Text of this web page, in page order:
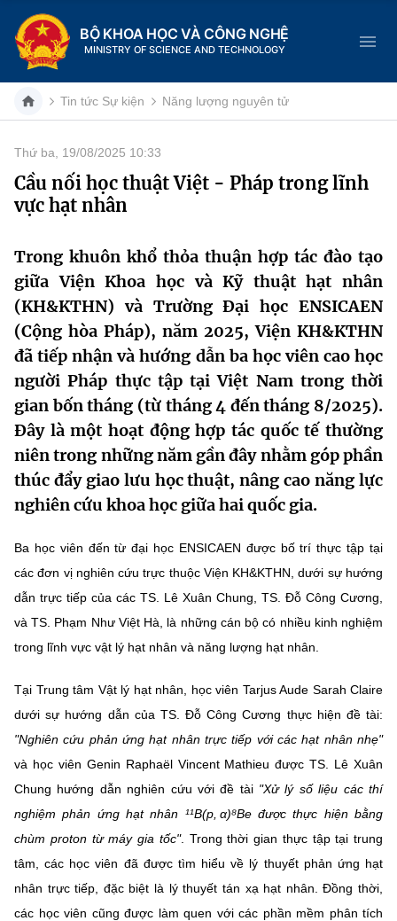
BỘ KHOA HỌC VÀ CÔNG NGHỆ
MINISTRY OF SCIENCE AND TECHNOLOGY
Danh mục
Trang chủ
Giới thiệu
Chức năng nhiệm vụ
Cơ cấu tổ chức
Lịch sử phát triển
Sở Khoa học và Công nghệ
Tin tức sự kiện
Khoa học và Công nghệ
Đổi mới sáng tạo
Chuyển đổi số
Bưu chính, Viễn thông
Sở hữu trí tuệ
Tiêu chuẩn, đo lường, chất lượng
Năng lượng nguyên tử
Tin tổng hợp
Tin địa phương
Dịch vụ công
Hệ thống văn bản
Văn bản QPPL
Văn bản chỉ đạo điều hành
Lấy ý kiến người dân về dự thảo VBQPPL
MST IOFFICE
THỐNG KÊ
Khoa học và Công nghệ
Đổi mới sáng tạo
Bưu chính, Viễn thông
Tiêu chuẩn, đo lường, chất lượng
Năng lượng nguyên tử
Multimedia
Khác
Infographic
Ảnh
Nhiệm vụ trọng tâm
Vietnamese English
Tin tức Sự kiện Năng lượng nguyên tử
Thứ ba, 19/08/2025 10:33
Cầu nối học thuật Việt - Pháp trong lĩnh
vực hạt nhân
Trong khuôn khổ thỏa thuận hợp tác đào tạo
giữa Viện Khoa học và Kỹ thuật hạt nhân
(KH&KTHN) và Trường Đại học ENSICAEN
(Cộng hòa Pháp), năm 2025, Viện KH&KTHN
đã tiếp nhận và hướng dẫn ba học viên cao học
người Pháp thực tập tại Việt Nam trong thời
gian bốn tháng (từ tháng 4 đến tháng 8/2025).
Đây là một hoạt động hợp tác quốc tế thường
niên trong những năm gần đây nhằm góp phần
thúc đẩy giao lưu học thuật, nâng cao năng lực
nghiên cứu khoa học giữa hai quốc gia.
Ba học viên đến từ đại học ENSICAEN được bố trí thực tập tại
các đơn vị nghiên cứu trực thuộc Viện KH&KTHN, dưới sự hướng
dẫn trực tiếp của các TS. Lê Xuân Chung, TS. Đỗ Công Cương,
và TS. Phạm Như Việt Hà, là những cán bộ có nhiều kinh nghiệm
trong lĩnh vực vật lý hạt nhân và năng lượng hạt nhân.
Tại Trung tâm Vật lý hạt nhân, học viên Tarjus Aude Sarah Claire
dưới sự hướng dẫn của TS. Đỗ Công Cương thực hiện đề tài:
"Nghiên cứu phản ứng hạt nhân trực tiếp với các hạt nhân nhẹ"
và học viên Genin Raphaël Vincent Mathieu được TS. Lê Xuân
Chung hướng dẫn nghiên cứu với đề tài "Xử lý số liệu các thí
nghiệm phản ứng hạt nhân ¹¹B(p, α)⁸Be được thực hiện bằng
chùm proton từ máy gia tốc". Trong thời gian thực tập tại trung
tâm, các học viên đã được tìm hiểu về lý thuyết phản ứng hạt
nhân trực tiếp, đặc biệt là lý thuyết tán xạ hạt nhân. Đồng thời,
các học viên cũng được làm quen với các phần mềm phân tích